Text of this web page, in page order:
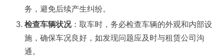
务，避免后续产生纠纷。​
检查车辆状况：​取车时，务必检查车辆的外观和内部设
施，确保车况良好，如发现问题应及时与租赁公司沟
通。​